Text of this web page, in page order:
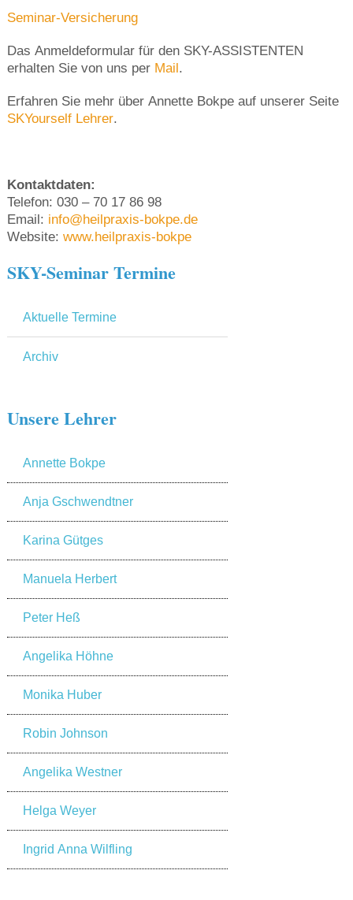
Seminar-Versicherung
Das Anmeldeformular für den SKY-ASSISTENTEN
erhalten Sie von uns per Mail.
Erfahren Sie mehr über Annette Bokpe auf unserer Seite
SKYourself Lehrer.
Kontaktdaten:
Telefon: 030 – 70 17 86 98
Email: info@heilpraxis-bokpe.de
Website: www.heilpraxis-bokpe
SKY-Seminar Termine
Aktuelle Termine
Archiv
Unsere Lehrer
Annette Bokpe
Anja Gschwendtner
Karina Gütges
Manuela Herbert
Peter Heß
Angelika Höhne
Monika Huber
Robin Johnson
Angelika Westner
Helga Weyer
Ingrid Anna Wilfling